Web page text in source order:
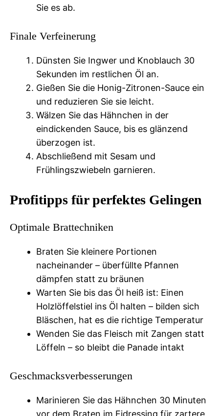
Sie es ab.
Finale Verfeinerung
Dünsten Sie Ingwer und Knoblauch 30
Sekunden im restlichen Öl an.
Gießen Sie die Honig-Zitronen-Sauce ein
und reduzieren Sie sie leicht.
Wälzen Sie das Hähnchen in der
eindickenden Sauce, bis es glänzend
überzogen ist.
Abschließend mit Sesam und
Frühlingszwiebeln garnieren.
Profitipps für perfektes Gelingen
Optimale Brattechniken
Braten Sie kleinere Portionen
nacheinander – überfüllte Pfannen
dämpfen statt zu bräunen
Warten Sie bis das Öl heiß ist: Einen
Holzlöffelstiel ins Öl halten – bilden sich
Bläschen, hat es die richtige Temperatur
Wenden Sie das Fleisch mit Zangen statt
Löffeln – so bleibt die Panade intakt
Geschmacksverbesserungen
Marinieren Sie das Hähnchen 30 Minuten
vor dem Braten im Eidressing für zartere